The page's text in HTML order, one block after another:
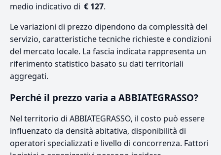
medio indicativo di € 127.
Le variazioni di prezzo dipendono da complessità del
servizio, caratteristiche tecniche richieste e condizioni
del mercato locale. La fascia indicata rappresenta un
riferimento statistico basato su dati territoriali
aggregati.
Perché il prezzo varia a ABBIATEGRASSO?
Nel territorio di ABBIATEGRASSO, il costo può essere
influenzato da densità abitativa, disponibilità di
operatori specializzati e livello di concorrenza. Fattori